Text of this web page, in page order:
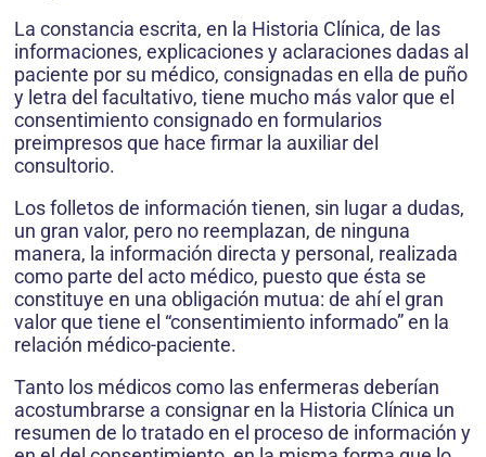
La constancia escrita, en la Historia Clínica, de las
informaciones, explicaciones y aclaraciones dadas al
paciente por su médico, consignadas en ella de puño
y letra del facultativo, tiene mucho más valor que el
consentimiento consignado en formularios
preimpresos que hace firmar la auxiliar del
consultorio.
Los folletos de información tienen, sin lugar a dudas,
un gran valor, pero no reemplazan, de ninguna
manera, la información directa y personal, realizada
como parte del acto médico, puesto que ésta se
constituye en una obligación mutua: de ahí el gran
valor que tiene el “consentimiento informado” en la
relación médico-paciente.
Tanto los médicos como las enfermeras deberían
acostumbrarse a consignar en la Historia Clínica un
resumen de lo tratado en el proceso de información y